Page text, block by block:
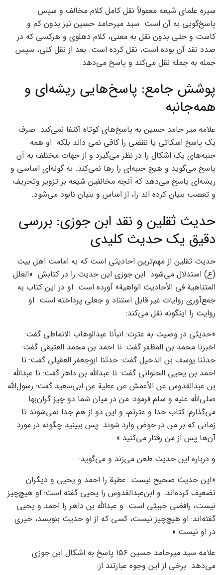
سیره علمای شیعه معمولاً نقل کامل کلام مخالف و سپس
پاسخ‌گویی به آن است. سید میرحامد حسین نیز بدون کم و
کاست و حتی بدون نقل به معنی، کلام دهلوی و هرکسی که در
صدد نقد آن بوده است، نقل کرده است. بعد از نقل کلی، سپس
جمله به جمله نقل می‌کند و پاسخ می‌دهد.
پوشش جامع: پاسخ‌هایی ریشه‌ای و
همه‌جانبه
علامه میر حامد حسین به پاسخ‌های کوتاه اکتفا نمی‌کند. صرف
یک پاسخ اسکاتی یا نقضی را کافی نمی داند بلکه او همه
جنبه‌های یک اشکال را در نظر می‌گیرد و از جهات مختلف به آن
پاسخ می‌گوید و هیچ جنبه‌ای را رها نمی‌کند. به گونه‌ای اساسی و
ریشه‌ای پاسخ می‌دهد که آنچه مخالفین شیعه بر تزویر وتحریف
و تعصب بنیان کرده اند را، از اساس و بنیان نابود می‌شود.
حدیث ثقلین و نقد ابن جوزی: بررسی
دقیق یک حدیث کلیدی
حدیث ثقلین از مهم‌ترین احادیثی است که به امامت اهل بیت
(ع) استدلال می‌شود. ابن جوزی این حدیث را در کتابش «العلل
المتناهية في الأحاديث الواهية» آورده است. او در این کتاب به
جمع‌آوری روایات غیر قابل استناد و جعلی پرداخته است. او
روایت را اینگونه نقل می‌کند:
«حدیثی در وصیت به عترت: انبأنا عبدالوهاب الانماطی گفت:
اخبرنا محمد بن المظفر گفت: نا احمد بن محمد العتیقی گفت:
حدثنا یوسف بن الدخیل گفت: حدثنا ابوجعفر العقیلی گفت: نا
احمد بن یحیی الحلوانی گفت: نا عبدالله بن داهر گفت: نا عبدالله
بن عبدالقدوس عن الأعمش عن عطیة عن ابی‌سعید گفت: رسول‌الله
صلی‌الله علیه و سلم فرمود: من در میان شما دو چیز گران‌بها
می‌گذارم: کتاب خدا و عترتم، و این دو از هم جدا نمی‌شوند تا
زمانی که بر من در حوض وارد شوند. پس ببینید چگونه در مورد
آن‌ها پس از من رفتار می‌کنید.»
و درباره این حدیث طعن می‌زند و می‌گوید:
«این حدیث صحیح نیست. عطیة را احمد و یحیی و دیگران
تضعیف کرده‌اند. و ابن‌عبدالقدوس را یحیی گفته است: او هیچ‌چیز
نیست، رافضی خبیثی است. و عبدالله بن داهر را احمد و یحیی
گفته‌اند: او هیچ‌چیز نیست، کسی که از او حدیث بنویسد، خیری
در او نیست.»
علامه سید میرحامد حسین ۱۵۶ پاسخ به اشکال ابن جوزی
می‌دهد. برخی از این وجوه عبارتند از: